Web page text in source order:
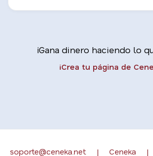
¡Gana dinero haciendo lo
¡Crea tu página de
soporte@ceneka.net | Ceneka |